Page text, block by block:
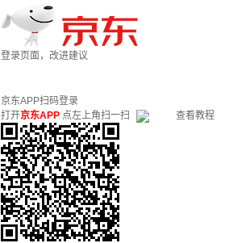
登录页面，改进建议
京东APP扫码登录
打开京东APP 点左上角扫一扫 查看教程